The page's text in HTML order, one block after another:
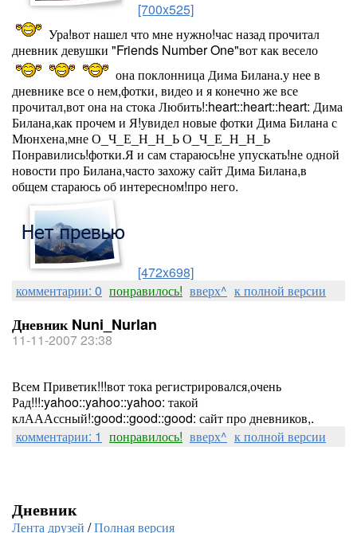
[700x525]
Ура!вот нашел что мне нужно!час назад прочитал
дневник девушки "Friends Number One"вот как весело
она поклонница Дима Билана.у нее в
дневнике все о нем,фотки, видео и я конечно же все
прочитал,вот она на стока Любить!:heart::heart::heart: Дима
Билана,как прочем и Я!увидел новые фотки Дима Билана с
Мюнхена,мне О_Ч_Е_Н_Н_Ь О_Ч_Е_Н_Н_Ь
Понравились!фотки.Я и сам стараюсь!не упускать!не одной
новости про Билана,часто захожу сайт Дима Билана,в
общем стараюсь об интересном!про него.
[472x698]
комментарии: 0 понравилось! вверх^ к полной версии
Дневник Nuni_Nurlan
11-11-2007 23:38
Всем Приветик!!!вот тока регистрировался,очень
Рад!!!:yahoo::yahoo::yahoo: такой
клАААссный!:good::good::good: сайт про дневников,.
комментарии: 1 понравилось! вверх^ к полной версии
Дневник
Лента друзей /Полная версия